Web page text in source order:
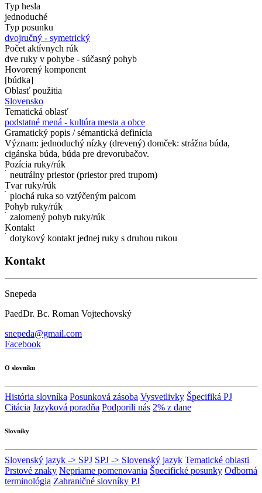
Typ hesla
jednoduché
Typ posunku
dvojručný - symetrický
Počet aktívnych rúk
dve ruky v pohybe - súčasný pohyb
Hovorený komponent
[búdka]
Oblasť použitia
Slovensko
Tematická oblasť
podstatné mená - kultúra mesta a obce
Gramatický popis / sémantická definícia
Význam: jednoduchý nízky (drevený) domček: strážna búda,
cigánska búda, búda pre drevorubačov.
Pozícia ruky/rúk
neutrálny priestor (priestor pred trupom)
Tvar ruky/rúk
plochá ruka so vztýčeným palcom
Pohyb ruky/rúk
zalomený pohyb ruky/rúk
Kontakt
dotykový kontakt jednej ruky s druhou rukou
Kontakt
Snepeda
PaedDr. Bc. Roman Vojtechovský
snepeda@gmail.com
Facebook
O slovníku
História slovníka Posunková zásoba Vysvetlivky Špecifiká PJ
Citácia Jazyková poradňa Podporili nás 2% z dane
Slovníky
Slovenský jazyk -> SPJ SPJ -> Slovenský jazyk Tematické oblasti
Prstové znaky Nepriame pomenovania Špecifické posunky Odborná
terminológia Zahraničné slovníky PJ